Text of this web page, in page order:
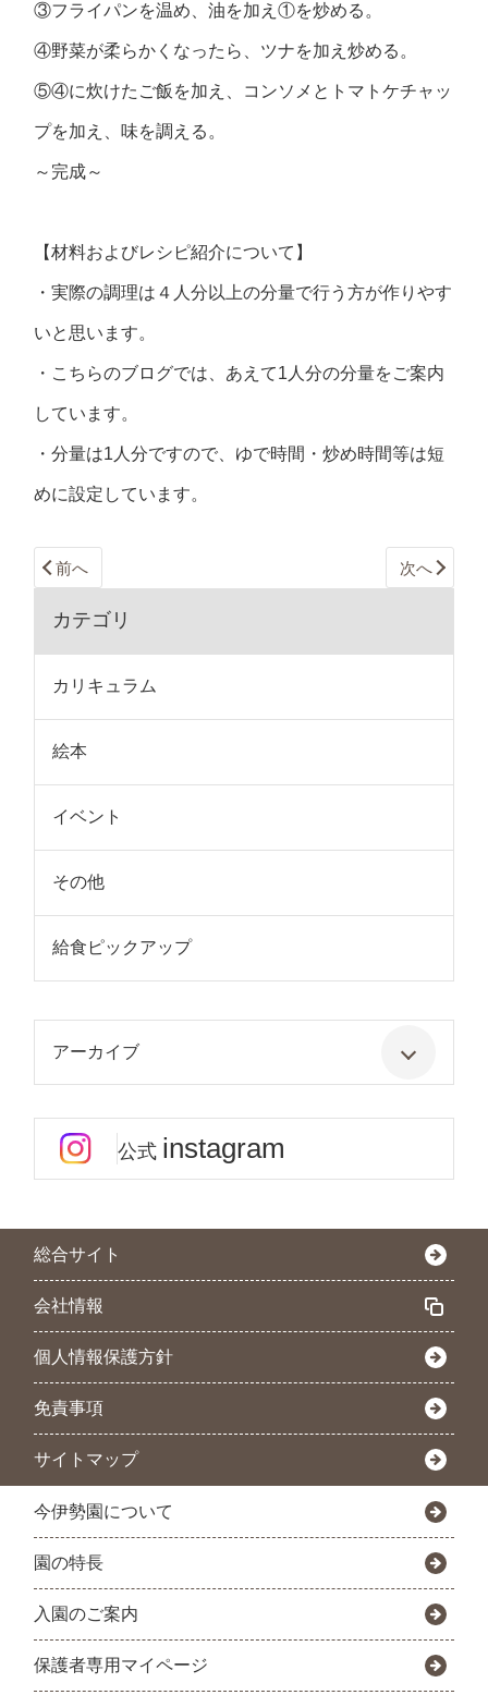
③フライパンを温め、油を加え①を炒める。
④野菜が柔らかくなったら、ツナを加え炒める。
⑤④に炊けたご飯を加え、コンソメとトマトケチャッ
プを加え、味を調える。
～完成～
【材料およびレシピ紹介について】
・実際の調理は４人分以上の分量で行う方が作りやす
いと思います。
・こちらのブログでは、あえて1人分の分量をご案内
しています。
・分量は1人分ですので、ゆで時間・炒め時間等は短
めに設定しています。
前へ 次へ
カテゴリ
カリキュラム
絵本
イベント
その他
給食ピックアップ
アーカイブ
公式 instagram
総合サイト
会社情報
個人情報保護方針
免責事項
サイトマップ
今伊勢園について
園の特長
入園のご案内
保護者専用マイページ